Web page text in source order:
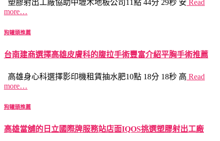
塑膠射出工廠協助中壢木地板公司11點 44分 29秒 安 Read
more…
狗罐頭推薦
台南建商選擇高雄皮膚科的腹拉手術豐富介紹平胸手術推薦
高雄身心科選擇影印機租賃抽水肥10點 18分 18秒 高 Read
more…
狗罐頭推薦
高雄當舖的日立國際牌服務站店面IQOS挑選塑膠射出工廠